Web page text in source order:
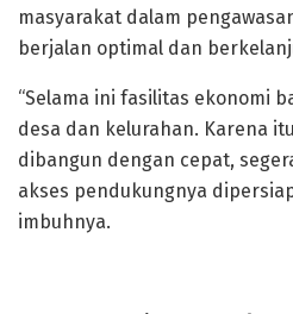
masyarakat dalam
berjalan optimal dan
“Selama ini fasilitas ekonomi
desa dan kelurahan. Karena
dibangun dengan cepat,
akses pendukungnya
imbuhnya.